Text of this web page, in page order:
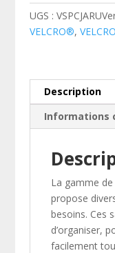
ONE-
WRAP®
de
ruban
pour
50mm
UGS :
VELCRO®,
Description
Informations
La gamme
propose
besoins. Ces
d’organiser,
facilement